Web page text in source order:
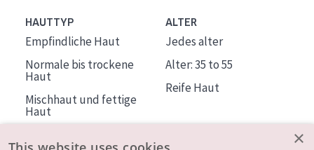
HAUTTYP
Empfindliche Haut
Normale bis trockene
Haut
Mischhaut und fettige
Haut
ALTER
Jedes alter
Alter: 35 to 55
Reife Haut
×